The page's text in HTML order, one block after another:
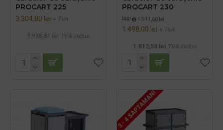
PROCART 225
3.304,80 lei + TVA
3.998,81 lei TVA inclus
PROCART 230
PRP 1.911,60 lei
1.498,00 lei + TVA
1.812,58 lei TVA inclus
3 - 4 SAPTAMANI